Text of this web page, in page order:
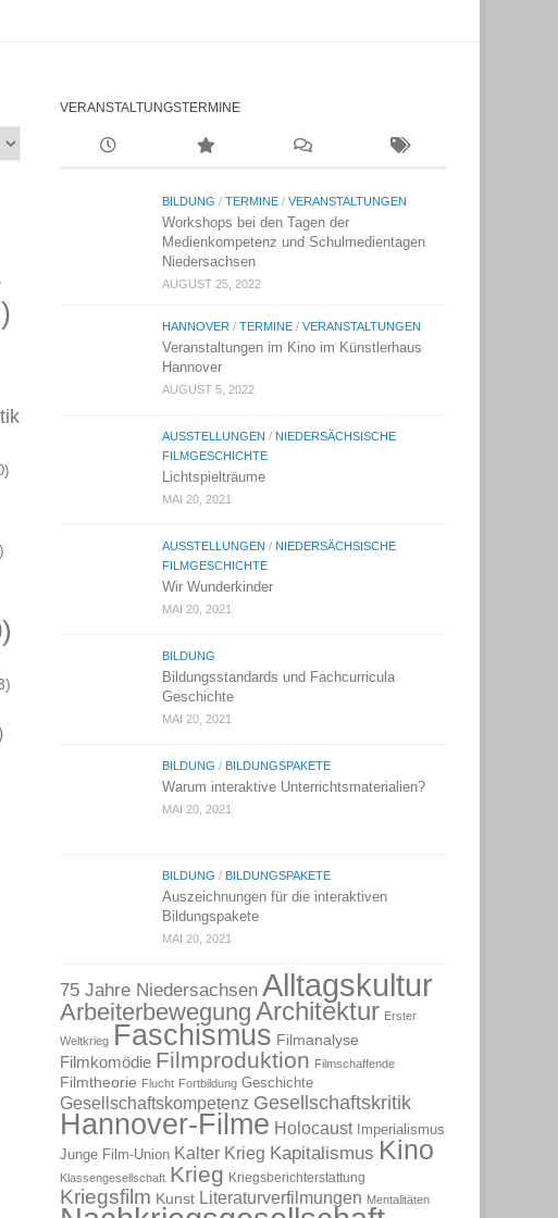
VERANSTALTUNGSTERMINE
BILDUNG /TERMINE /VERANSTALTUNGEN
Workshops bei den Tagen der
Medienkompetenz und Schulmedientagen
Niedersachsen
AUGUST 25, 2022
HANNOVER /TERMINE /VERANSTALTUNGEN
Veranstaltungen im Kino im Künstlerhaus
Hannover
AUGUST 5, 2022
AUSSTELLUNGEN / NIEDERSÄCHSISCHE
FILMGESCHICHTE
Lichtspielträume
MAI 20, 2021
AUSSTELLUNGEN / NIEDERSÄCHSISCHE
FILMGESCHICHTE
Wir Wunderkinder
MAI 20, 2021
BILDUNG
Bildungsstandards und Fachcurricula
Geschichte
MAI 20, 2021
BILDUNG / BILDUNGSPAKETE
Warum interaktive Unterrichtsmaterialien?
MAI 20, 2021
BILDUNG / BILDUNGSPAKETE
Auszeichnungen für die interaktiven
Bildungspakete
MAI 20, 2021
75 Jahre Niedersachsen Alltagskultur
Arbeiterbewegung Architektur Erster
Weltkrieg Faschismus Filmanalyse
Filmkomödie Filmproduktion Filmschaffende
Filmtheorie Flucht Fortbildung Geschichte
Gesellschaftskompetenz Gesellschaftskritik
Hannover-Filme Holocaust Imperialismus
Junge Film-Union Kalter Krieg Kapitalismus Kino
Klassengesellschaft Krieg Kriegsberichterstattung
Kriegsfilm Kunst Literaturverfilmungen Mentalitäten